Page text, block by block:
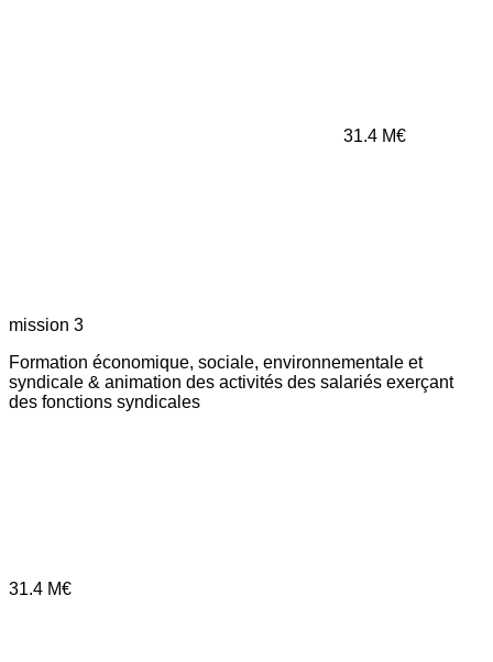
31.4 M€
mission 3
Formation économique, sociale, environnementale et
syndicale & animation des activités des salariés exerçant
des fonctions syndicales
31.4 M€